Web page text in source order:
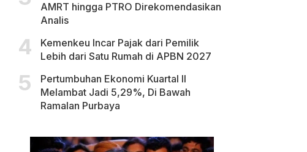
AMRT hingga PTRO Direkomendasikan
Analis
Kemenkeu Incar Pajak dari Pemilik
Lebih dari Satu Rumah di APBN 2027
Pertumbuhan Ekonomi Kuartal II
Melambat Jadi 5,29%, Di Bawah
Ramalan Purbaya